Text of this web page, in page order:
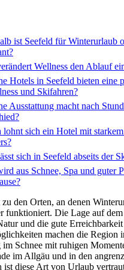
ist Seefeld für Winterurlaub
Wellness den Ablauf
Hotels in Seefeld bieten eine
und Skifahren?
Ausstattung macht nach
lohnt sich ein Hotel mit
sich in Seefeld abseits der
aus Schnee, Spa und guter
zu den Orten, an denen
funktioniert. Die Lage auf
und die gute
machen die Region
Schnee mit ruhigen
im Allgäu und in den
ist diese Art von Urlaub